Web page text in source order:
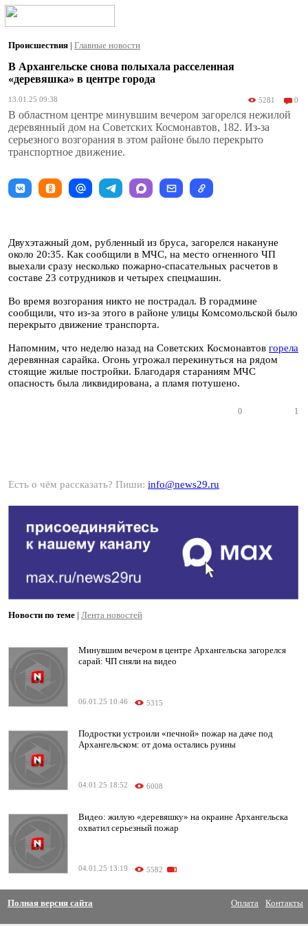
Происшествия | Главные новости
В Архангельске снова полыхала расселенная
«деревяшка» в центре города
13.01.25 09:38 5281 0
В областном центре минувшим вечером загорелся нежилой
деревянный дом на Советских Космонавтов, 182. Из-за
серьезного возгорания в этом районе было перекрыто
транспортное движение.
Двухэтажный дом, рубленный из бруса, загорелся накануне
около 20:35. Как сообщили в МЧС, на место огненного ЧП
выехали сразу несколько пожарно-спасательных расчетов в
составе 23 сотрудников и четырех спецмашин.
Во время возгорания никто не пострадал. В горадмине
сообщили, что из-за этого в районе улицы Комсомольской было
перекрыто движение транспорта.
Напомним, что неделю назад на Советских Космонавтов горела
деревянная сарайка. Огонь угрожал перекинуться на рядом
стоящие жилые постройки. Благодаря стараниям МЧС
опасность была ликвидирована, а пламя потушено.
0 1
Есть о чём рассказать? Пиши: info@news29.ru
Новости по теме | Лента новостей
Минувшим вечером в центре Архангельска загорелся
сарай: ЧП сняли на видео
06.01.25 10:46 5315
Подростки устроили «печной» пожар на даче под
Архангельском: от дома остались руины
04.01.25 18:52 6008
Видео: жилую «деревяшку» на окраине Архангельска
охватил серьезный пожар
04.01.25 13:19 5582
Полная версия сайта Оплата Контакты